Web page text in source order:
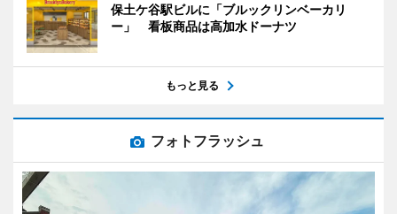
保土ケ谷駅ビルに「ブルックリンベーカリ
ー」 看板商品は高加水ドーナツ
もっと見る
フォトフラッシュ